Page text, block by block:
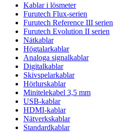
Kablar i lösmeter
Furutech Flux-serien
Furutech Reference III serien
Furutech Evolution II serien
Nätkablar
Högtalarkablar
Analoga signalkablar
Digitalkablar
Skivspelarkablar
Hörlurskablar
Minitelekabel 3,5 mm
USB-kablar
HDMI-kablar
Nätverkskablar
Standardkablar